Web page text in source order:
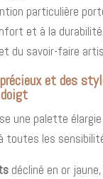
particulière
et à la
du savoir-faire
et des
une palette
toutes les
décliné en or